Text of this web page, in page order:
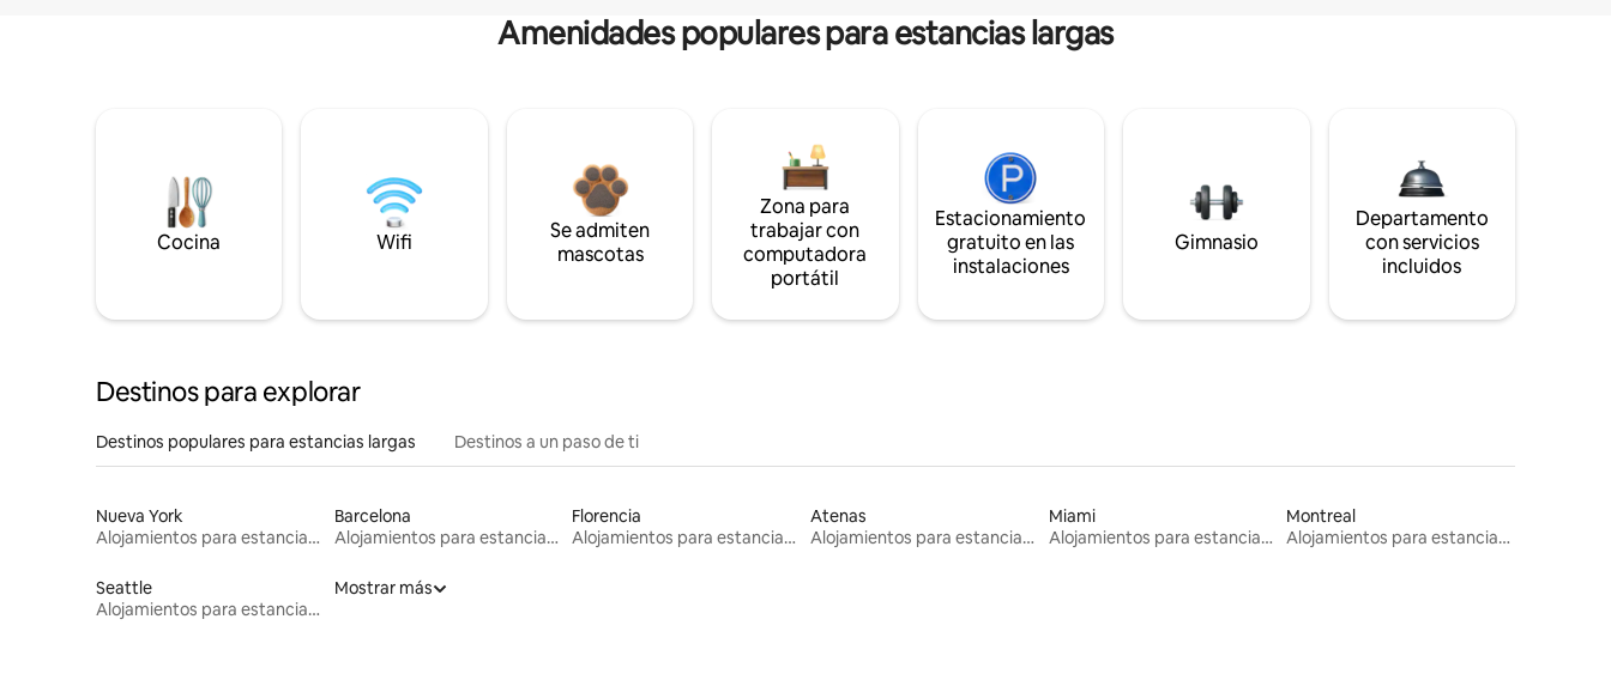
Amenidades populares para estancias largas
Cocina Wifi
Se admiten
mascotas
Zona para
trabajar con
computadora
portátil
Estacionamiento
gratuito en las
instalaciones
Gimnasio
Departamento
con servicios
incluidos
Destinos para explorar
Destinos populares para estancias largas Destinos a un paso de ti
Nueva York
Alojamientos para estancias largas
Barcelona
Alojamientos para estancias largas
Florencia
Alojamientos para estancias largas
Atenas
Alojamientos para estancias largas
Miami
Alojamientos para estancias largas
Montreal
Alojamientos para estancias largas
Seattle
Alojamientos para estancias largas
Mostrar más